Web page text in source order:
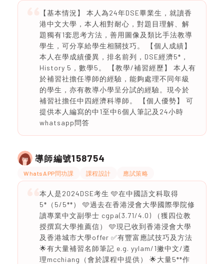
【基本情況】 本人為24年DSE畢業生，就讀香
港中文大學，本人相對耐心，對題目理解、解
題獨有1套思考方法，善用圖像及類比手法教導
學生，可分享給學生相關技巧。 【個人成績】
本人在學成績優異，排名前列，DSE經濟5*，
History 5，數學5。 【教學/補習經歷】 本人有
於補習社擔任導師的經驗，能夠處理不同年級
的學生，亦有教導小學呈分試的經驗。現今於
補習社擔任中四經濟科導師。 【個人優勢】 可
提供本人編寫的中1至中6個人筆記及24小時
whatsapp問答
導師編號158754
WhatsAPP問功課 課程設計 應試策略
本人是2024DSE考生 🩵在中國語文科取得
5*（5/5**） 🩵過去在香港浸會大學國際學院修
讀專業中文副學士 cgpa(3.71/4.0) （獲四位教
授撰寫大學推薦信） 🩵現已收到香港浸會大學
及香港城市大學offer ✅有豐富應試技巧及方法
🌟有大量補習名師筆記 e.g. yylam/1撇中文/遵
理mcchiang（會於課程中提供） 🌟大量5**作